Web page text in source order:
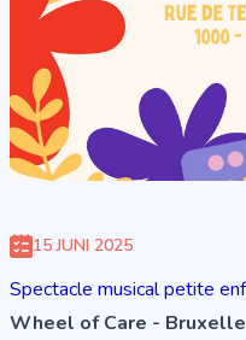
15 JUNI 2025
Spectacle musical petite
Wheel of Care -